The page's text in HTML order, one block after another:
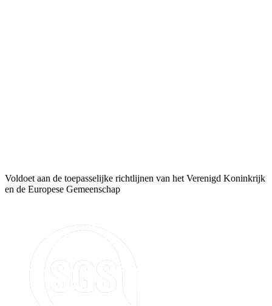
Voldoet aan de toepasselijke richtlijnen van het Verenigd Koninkrijk
en de Europese Gemeenschap